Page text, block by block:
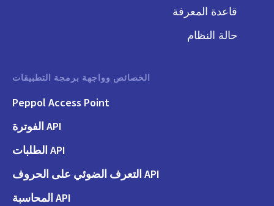
قاعدة المعرفة
حالة النظام
الخصائص وواجهة برمجة التطبيقات
Peppol Access Point
API الفوترة
API الطلبات
API التعرف الضوئي على الحروف
API المحاسبة